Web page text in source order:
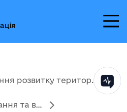
розвитку територ...
та в...